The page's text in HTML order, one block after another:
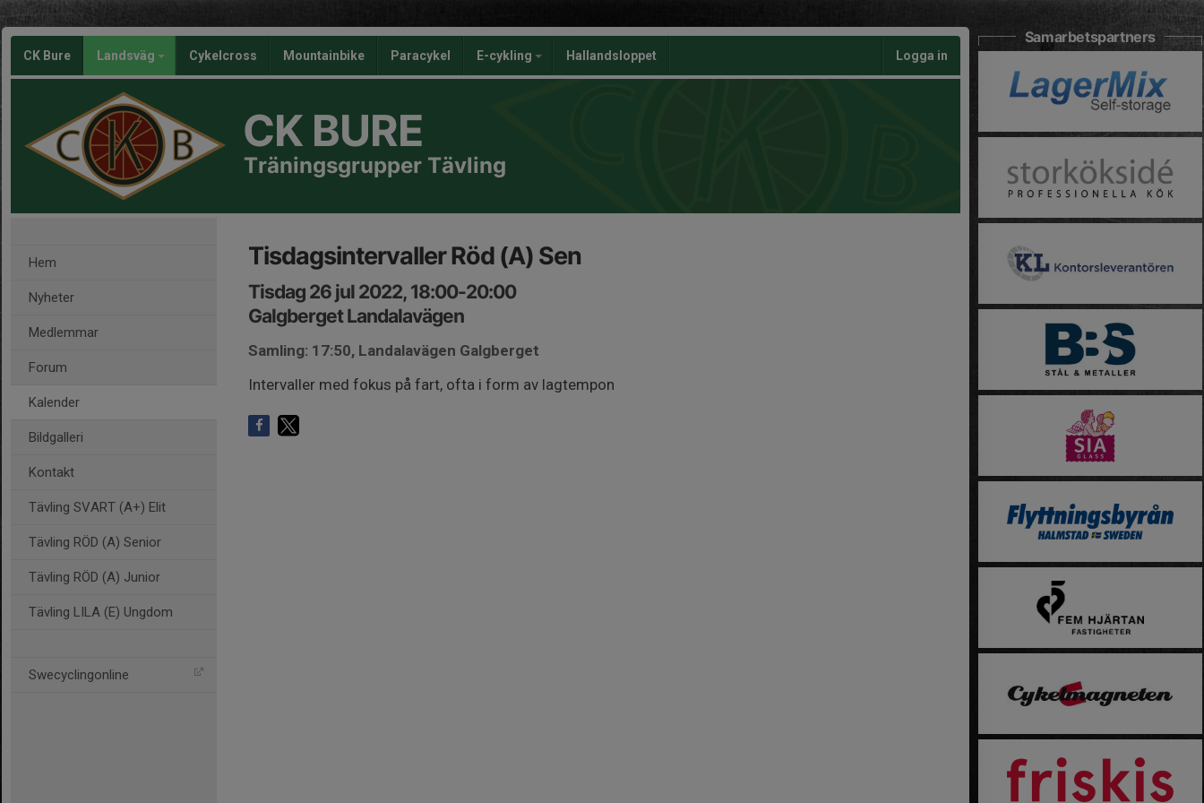
CK Bure Landsväg Cykelcross Mountainbike Paracykel E-cykling Hallandsloppet Logga in
CK BURE
Träningsgrupper Tävling
Hem
Nyheter
Medlemmar
Forum
Kalender
Bildgalleri
Kontakt
Tävling SVART (A+) Elit
Tävling RÖD (A) Senior
Tävling RÖD (A) Junior
Tävling LILA (E) Ungdom
Swecyclingonline
Tisdagsintervaller Röd (A) Sen
Tisdag 26 jul 2022, 18:00-20:00
Galgberget Landalavägen
Samling: 17:50, Landalavägen Galgberget
Intervaller med fokus på fart, ofta i form av lagtempon
Samarbetspartners